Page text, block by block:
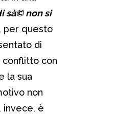
sà© non si
per questo
di
conflitto con
la sua
non
invece, è